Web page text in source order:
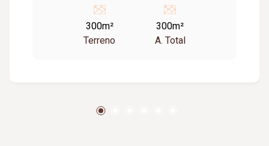
300 m² de área total; Diferenciais do imóvel:
Dimensões versáteis para diferentes tipos de
projetos; Potencial para uso residencial ou
conforto e praticidade.
300m²
Terreno
300m²
A. Total